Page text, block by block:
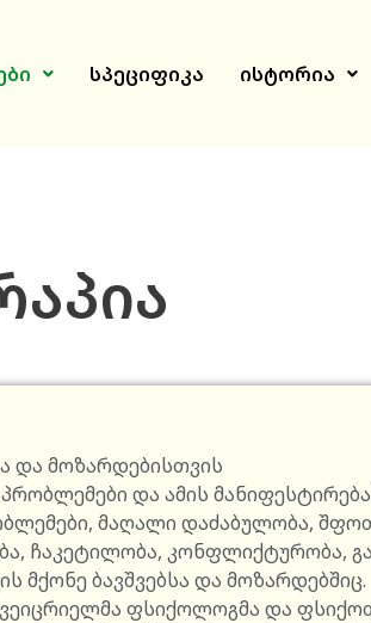
სპეციფიკა ისტორია
და მოზარდებისთვის
და ამის
მაღალი დაძაბულობა,
ჩაკეტილობა, კონფლიქტურობა,
მქონე ბავშვებსა და მოზარდებშიც.
ფსიქოლოგმა და